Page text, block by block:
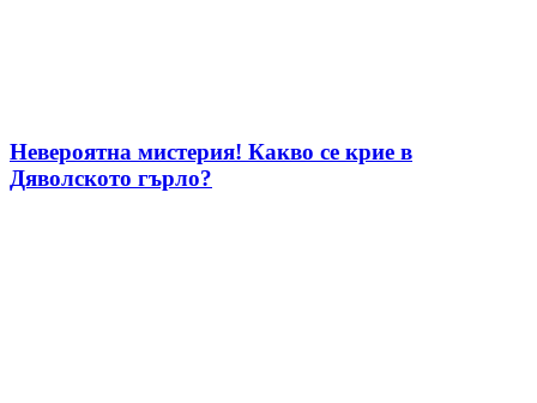
Невероятна мистерия! Какво се крие в
Дяволското гърло?